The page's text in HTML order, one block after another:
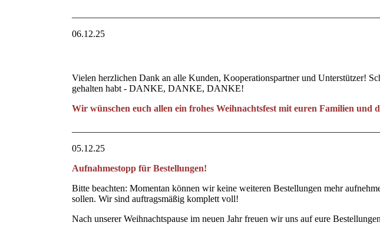
06.12.25
Vielen herzlichen Dank an alle Kunden, Kooperationspartner und Unterstützer!
gehalten habt - DANKE, DANKE, DANKE!
Wir wünschen euch allen ein frohes Weihnachtsfest mit euren Familien und
05.12.25
Aufnahmestopp für Bestellungen!
Bitte beachten: Momentan können wir keine weiteren Bestellungen mehr
sollen. Wir sind auftragsmäßig komplett voll!
Nach unserer Weihnachtspause im neuen Jahr freuen wir uns auf eure